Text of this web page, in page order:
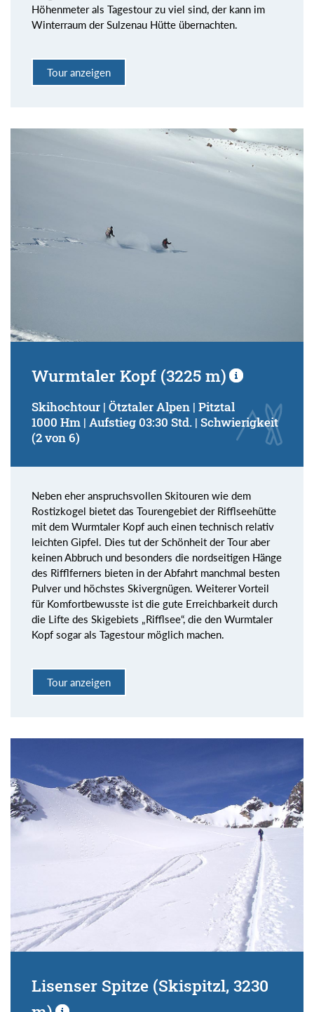
Höhenmeter als Tagestour zu viel sind, der kann im
Winterraum der Sulzenau Hütte übernachten.
Tour anzeigen
Wurmtaler Kopf (3225 m)
Skihochtour | Ötztaler Alpen | Pitztal
1000 Hm | Aufstieg 03:30 Std. | Schwierigkeit
(2 von 6)
Neben eher anspruchsvollen Skitouren wie dem
Rostizkogel bietet das Tourengebiet der Rifflseehütte
mit dem Wurmtaler Kopf auch einen technisch relativ
leichten Gipfel. Dies tut der Schönheit der Tour aber
keinen Abbruch und besonders die nordseitigen Hänge
des Rifflferners bieten in der Abfahrt manchmal besten
Pulver und höchstes Skivergnügen. Weiterer Vorteil
für Komfortbewusste ist die gute Erreichbarkeit durch
die Lifte des Skigebiets „Rifflsee“, die den Wurmtaler
Kopf sogar als Tagestour möglich machen.
Tour anzeigen
Lisenser Spitze (Skispitzl, 3230